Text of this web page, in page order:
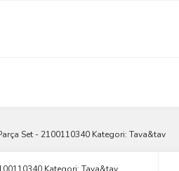
Set - 2100110340 Kategori: Tava&tav